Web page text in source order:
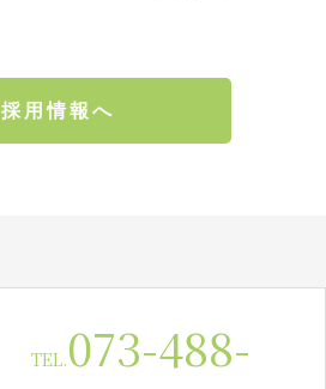
採用情報へ
TEL.073-488-